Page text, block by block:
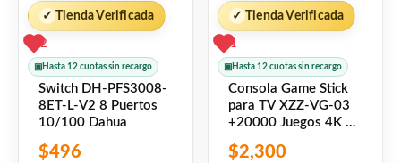
✓ Tienda Verificada
2
▣ Hasta 12 cuotas sin recargo
Switch DH-PFS3008-
8ET-L-V2 8 Puertos
10/100 Dahua
$496
✓ Tienda Verificada
1
▣ Hasta 12 cuotas sin recargo
Consola Game Stick
para TV XZZ-VG-03
+20000 Juegos 4K X-
$2,300